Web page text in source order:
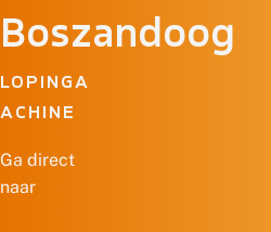
Boszandoog
LOPINGA
ACHINE
Ga direct
naar